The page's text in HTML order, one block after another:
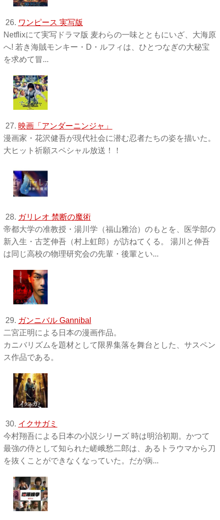
26. ワンピース 実写版
Netflixにて実写ドラマ版 麦わらの一味とともにいざ、大海原
へ! 若き海賊モンキー・D・ルフィは、ひとつなぎの大秘宝
を求めて冒...
27. 映画「アンダーニンジャ」
漫画家・花沢健吾が現代社会に潜む忍者たちの姿を描いた。
大ヒット祈願スペシャル放送！！
28. ガリレオ 禁断の魔術
帝都大学の准教授・湯川学（福山雅治）のもとを、医学部の
新入生・古芝伸吾（村上虹郎）が訪ねてくる。 湯川と伸吾
は同じ高校の物理研究会の先輩・後輩とい...
29. ガンニバル Gannibal
二宮正明による日本の漫画作品。
カニバリズムを題材として限界集落を舞台とした、サスペン
ス作品である。
30. イクサガミ
今村翔吾による日本の小説シリーズ 時は明治初期。かつて
最強の侍として知られた嵯峨愁二郎は、あるトラウマから刀
を抜くことができなくなっていた。だが病...